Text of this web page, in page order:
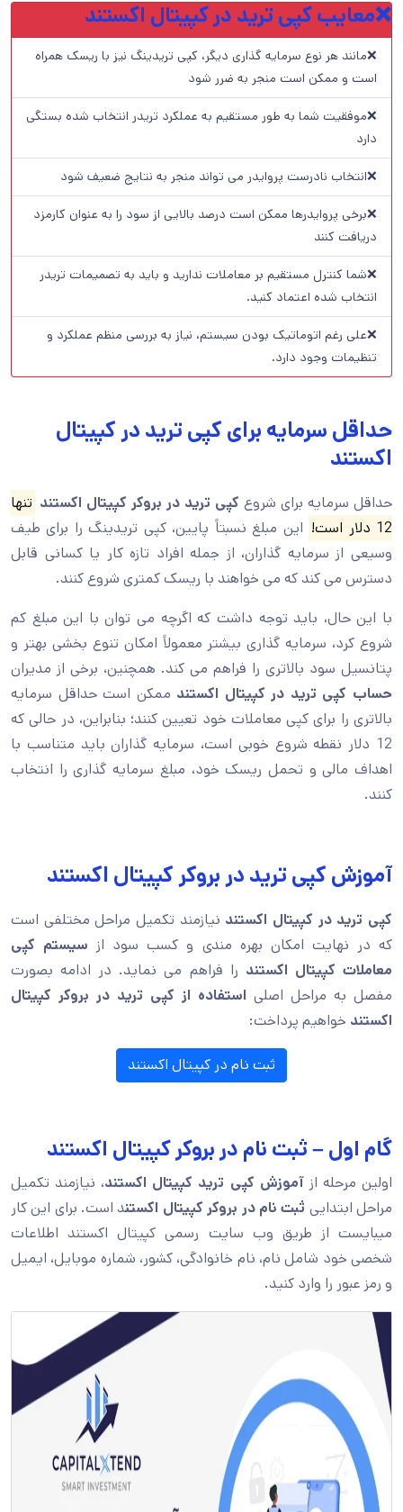
❌معایب کپی ترید در کپیتال اکستند
❌مانند هر نوع سرمایه گذاری دیگر، کپی تریدینگ نیز با ریسک همراه
است و ممکن است منجر به ضرر شود
❌موفقیت شما به طور مستقیم به عملکرد تریدر انتخاب شده بستگی
دارد
❌انتخاب نادرست پروایدر می تواند منجر به نتایج ضعیف شود
❌برخی پروایدرها ممکن است درصد بالایی از سود را به عنوان کارمزد
دریافت کنند
❌شما کنترل مستقیم بر معاملات ندارید و باید به تصمیمات تریدر
انتخاب شده اعتماد کنید.
❌علی رغم اتوماتیک بودن سیستم، نیاز به بررسی منظم عملکرد و
تنظیمات وجود دارد.
حداقل سرمایه برای کپی ترید در کپیتال
اکستند
حداقل سرمایه برای شروع کپی ترید در بروکر کپیتال اکستند تنها
12 دلار است!
این مبلغ نسبتاً پایین، کپی تریدینگ را برای طیف
وسیعی از سرمایه گذاران، از جمله افراد تازه کار یا کسانی قابل
دسترس می کند که می خواهند با ریسک کمتری شروع کنند.
با این حال، باید توجه داشت که اگرچه می توان با این مبلغ کم
شروع کرد، سرمایه گذاری بیشتر معمولاً امکان تنوع بخشی بهتر و
پتانسیل سود بالاتری را فراهم می کند. همچنین، برخی از مدیران
حساب کپی ترید در کپیتال اکستند ممکن است حداقل سرمایه
بالاتری را برای کپی معاملات خود تعیین کنند؛ بنابراین، در حالی که
12 دلار نقطه شروع خوبی است، سرمایه گذاران باید متناسب با
اهداف مالی و تحمل ریسک خود، مبلغ سرمایه گذاری را انتخاب
کنند.
آموزش کپی ترید در بروکر کپیتال اکستند
کپی ترید در کپیتال اکستند نیازمند تکمیل مراحل مختلفی است
که در نهایت امکان بهره مندی و کسب سود از سیستم کپی
معاملات کپیتال اکستند را فراهم می نماید. در ادامه بصورت
مفصل به مراحل اصلی استفاده از کپی ترید در بروکر کپیتال
اکستند خواهیم پرداخت:
ثبت نام در کپیتال اکستند
گام اول – ثبت نام در بروکر کپیتال اکستند
اولین مرحله از آموزش کپی ترید کپیتال اکستند، نیازمند تکمیل
مراحل ابتدایی ثبت نام در بروکر کپیتال اکستند است. برای این کار
میبایست از طریق وب سایت رسمی کپیتال اکستند اطلاعات
شخصی خود شامل نام، نام خانوادگی، کشور، شماره موبایل، ایمیل
و رمز عبور را وارد کنید.